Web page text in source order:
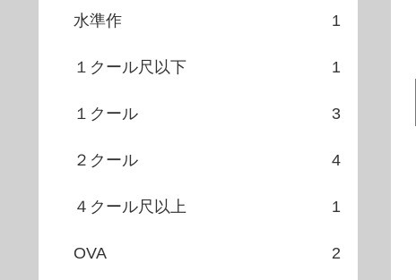
水準作 1
１クール尺以下 1
１クール 3
２クール 4
４クール尺以上 1
OVA 2